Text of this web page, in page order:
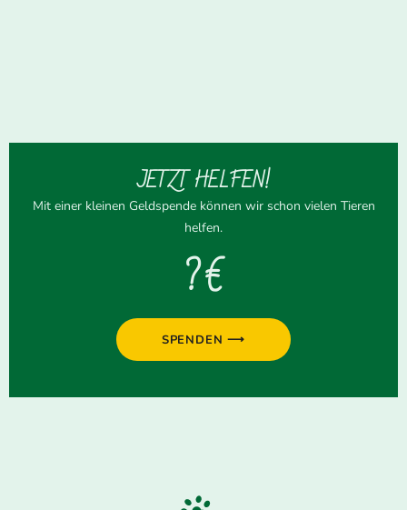
JETZT HELFEN!
Mit einer kleinen Geldspende können wir schon vielen Tieren
helfen.
? €
SPENDEN ⟶